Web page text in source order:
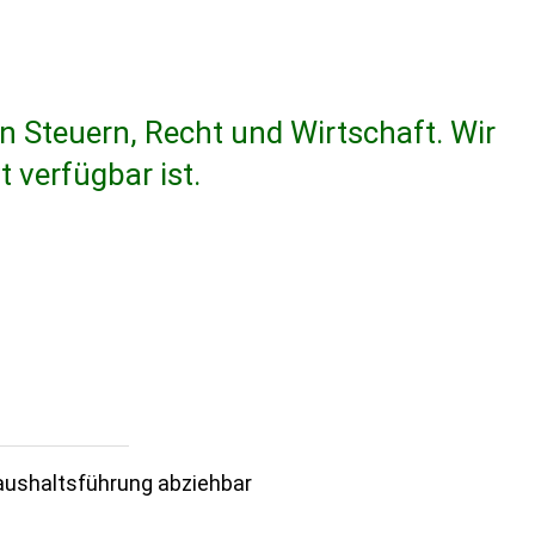
Steuern, Recht und Wirt­schaft. Wir
verfügbar ist.
abziehbar